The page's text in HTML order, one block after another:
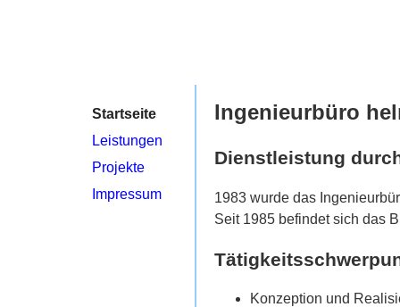
Startseite
Leistungen
Projekte
Impressum
Ingenieurbüro
Dienstleistung
1983 wurde das
Seit 1985 befindet sich das
Konzeption und